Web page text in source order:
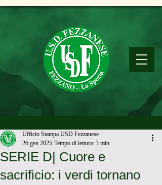
SERIE D| Cuore e
sacrificio: i verdi tornano
Ufficio Stampa USD Fezzanese
26 gen 2025 Tempo di lettura: 3 min